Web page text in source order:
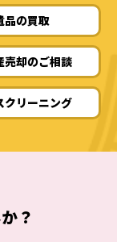
品の買取
売却のご相談
クリーニング
？